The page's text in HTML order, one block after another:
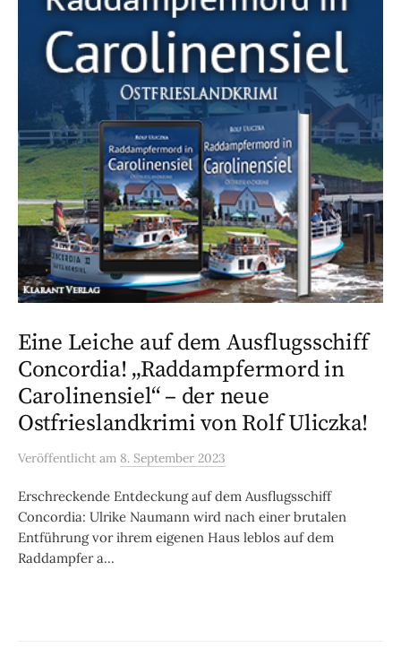
Eine Leiche auf dem Ausflugsschiff
Concordia! „Raddampfermord in
Carolinensiel“ – der neue
Ostfrieslandkrimi von Rolf Uliczka!
Veröffentlicht am 8. September 2023
Erschreckende Entdeckung auf dem Ausflugsschiff
Concordia: Ulrike Naumann wird nach einer brutalen
Entführung vor ihrem eigenen Haus leblos auf dem
Raddampfer a...